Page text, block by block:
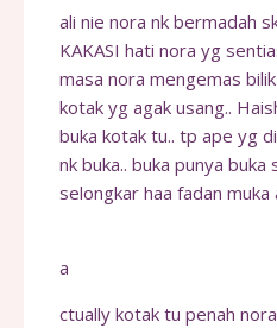
ali nie nora nk bermadah
KAKASI hati nora yg
masa nora mengemas
kotak yg agak usang..
buka kotak tu.. tp ape yg
nk buka.. buka punya buka
selongkar haa fadan
a
ctually kotak tu penah